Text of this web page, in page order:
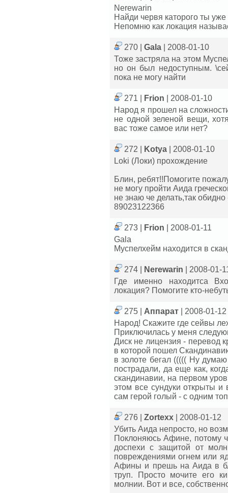
Nerewarin
Найди червя каторого ты
Непомню как локация
270 | Gala
| 2008-01-10
Тоже застряла на этом
но он был недоступным.
пока не могу найти
271 | Frion
| 2008-01-10
Народ я прошел на
не одной зеленой вещи,
вас тоже самое или нет?
272 | Kotya
| 2008-01-10
Loki (Локи) прохождение
Блин, ребят!!Помогите
не могу пройти Аида
не знаю че делать,так
89023122366
273 | Frion
| 2008-01-11
Gala
Муспелхейм находится в
274 | Nerewarin
| 2008-01-
Где именно находитса
локация? Помогите кто-
275 | Аппарат
| 2008-01-12
Народ! Скажите где сейвы
Приключилась у меня
Диск не лицензия - перевод
в которой пошел
в золоте бегал ((((( Ну
пострадали, да еще как,
скандинавии, на первом
этом все сундуки открыты
сам герой голый - с одним
276 | Zortexx
| 2008-01-12
Убить Аида непросто, но
Поклоняюсь Афине, потому
доспехи с защитой от
повреждениями огнем или
Афины и прешь на Аида в
труп. Просто мочите его
молнии. Вот и все,